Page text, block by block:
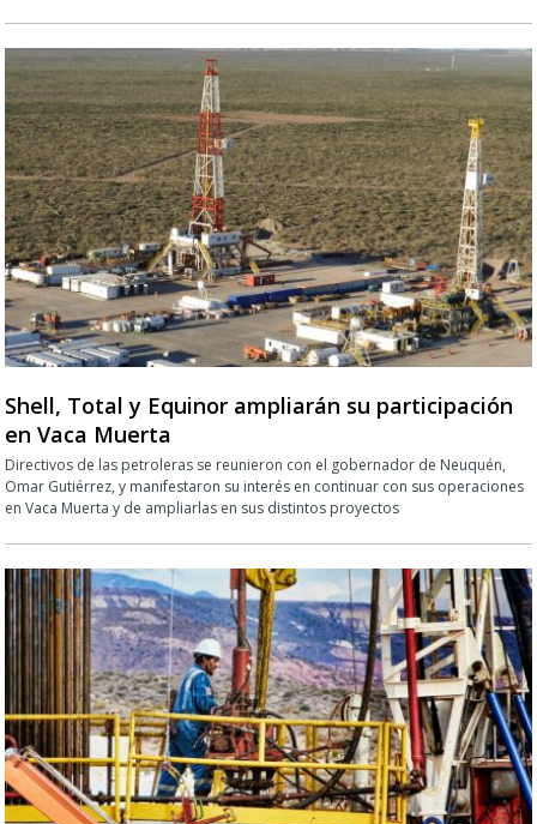
Shell, Total y Equinor ampliarán su participación
en Vaca Muerta
Directivos de las petroleras se reunieron con el gobernador de Neuquén,
Omar Gutiérrez, y manifestaron su interés en continuar con sus operaciones
en Vaca Muerta y de ampliarlas en sus distintos proyectos